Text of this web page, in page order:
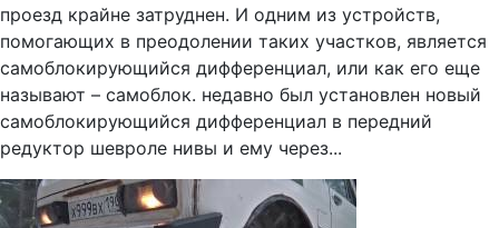
проезд крайне затруднен. И одним из устройств,
помогающих в преодолении таких участков, является
самоблокирующийся дифференциал, или как его еще
называют – самоблок. недавно был установлен новый
самоблокирующийся дифференциал в передний
редуктор шевроле нивы и ему через...